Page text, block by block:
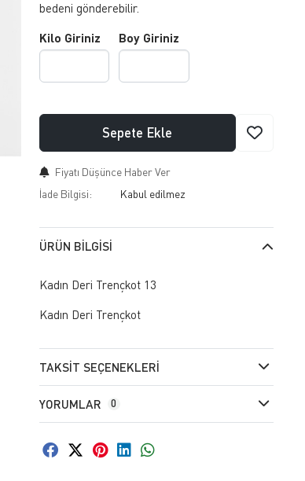
bedeni gönderebilir.
Kilo Giriniz Boy Giriniz
Sepete Ekle
Fiyatı Düşünce Haber Ver
İade Bilgisi:
ÜRÜN BILGISI
Kadın Deri Trençkot 13
Kadın Deri Trençkot
TAKSIT SEÇENEKLERI
YORUMLAR 0